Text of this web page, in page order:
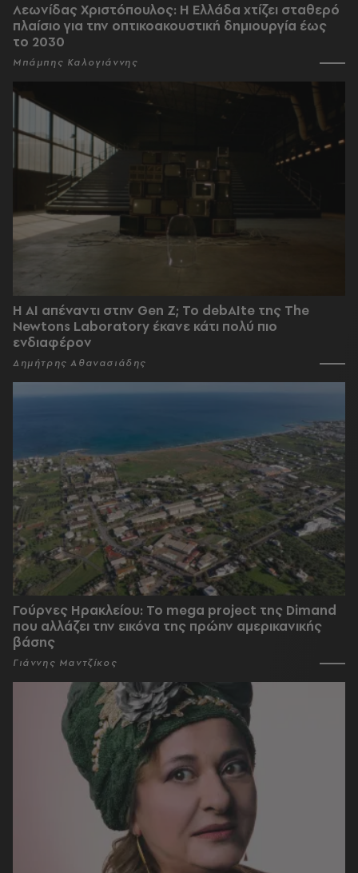
Λεωνίδας Χριστόπουλος: Η Ελλάδα χτίζει σταθερό
πλαίσιο για την οπτικοακουστική δημιουργία έως
το 2030
Μπάμπης Καλογιάννης
Η AI απέναντι στην Gen Z; Το debAIte της The
Newtons Laboratory έκανε κάτι πολύ πιο
ενδιαφέρον
Δημήτρης Αθανασιάδης
Γούρνες Ηρακλείου: To mega project της Dimand
που αλλάζει την εικόνα της πρώην αμερικανικής
βάσης
Γιάννης Μαντζίκος